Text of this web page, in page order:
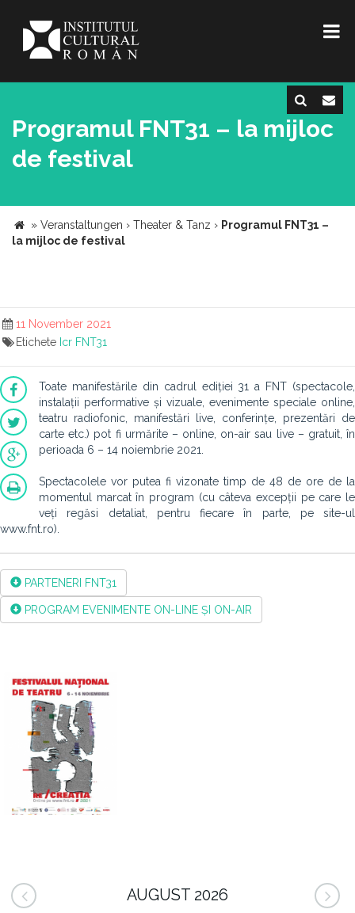
Programul FNT31 – la mijloc
de festival
» Veranstaltungen › Theater & Tanz › Programul FNT31 –
la mijloc de festival
11 November 2021
Etichete Icr FNT31
Toate manifestările din cadrul ediției 31 a FNT (spectacole,
instalații performative și vizuale, evenimente speciale online,
teatru radiofonic, manifestări live, conferințe, prezentări de
carte etc.) pot fi urmărite – online, on-air sau live – gratuit, în
perioada 6 – 14 noiembrie 2021.
Spectacolele vor putea fi vizonate timp de 48 de ore de la
momentul marcat în program (cu câteva excepții pe care le
veți regăsi detaliat, pentru fiecare în parte, pe site-ul
www.fnt.ro).
PARTENERI FNT31
PROGRAM EVENIMENTE ON-LINE ȘI ON-AIR
AUGUST 2026